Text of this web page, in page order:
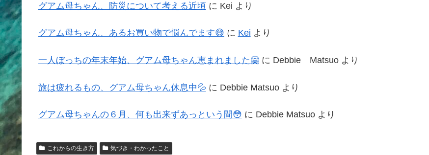
グアム母ちゃん、防災について考える近頃に Kei より
グアム母ちゃん、あるお買い物で悩んでます😅 に Kei より
一人ぼっちの年末年始、グアム母ちゃん恵まれました🤗に Debbie Matsuoより
旅は疲れるもの、グアム母ちゃん休息中💦 に Debbie Matsuoより
グアム母ちゃんの６月、何も出来ずあっという間😳 に Debbie Matsuoより
これからの生き方 気づき・わかったこと